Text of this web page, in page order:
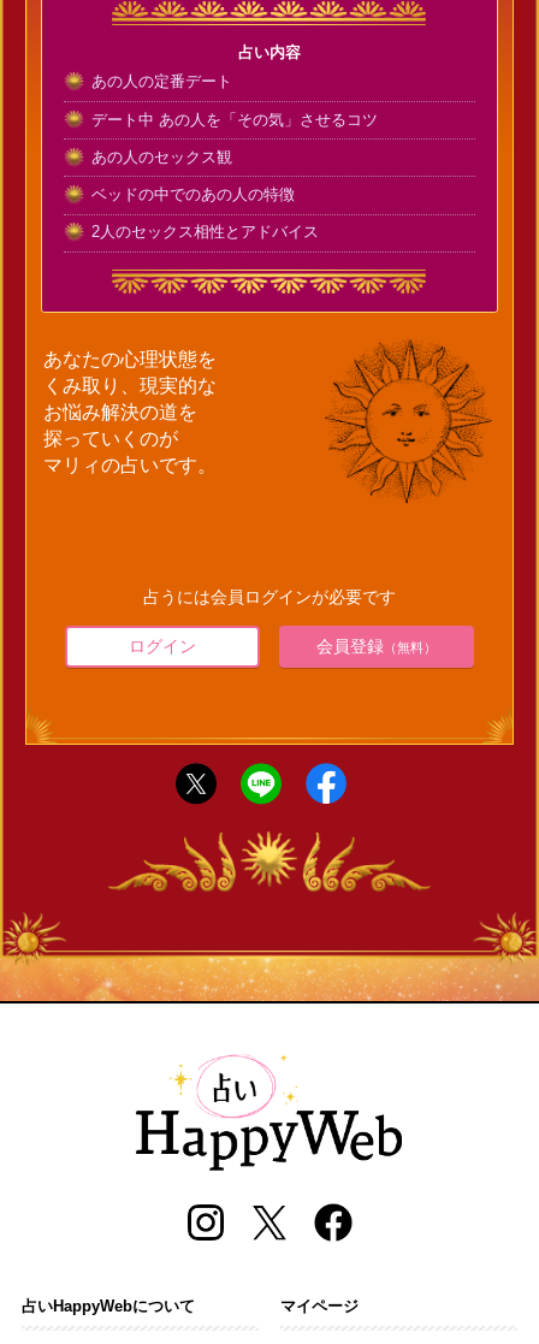
占い内容
あの人の定番デート
デート中 あの人を「その気」させるコツ
あの人のセックス観
ベッドの中でのあの人の特徴
2人のセックス相性とアドバイス
あなたの心理状態を
くみ取り、現実的な
お悩み解決の道を
探っていくのが
マリィの占いです。
占うには会員ログインが必要です
ログイン 会員登録（無料）
占いHappyWebについて マイページ